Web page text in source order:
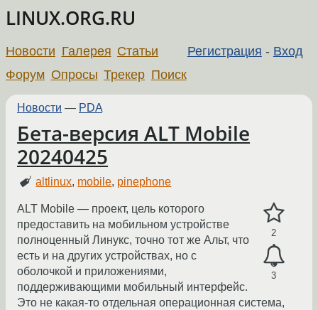
LINUX.ORG.RU
Регистрация - Вход
Новости Галерея Статьи
Форум Опросы Трекер Поиск
Новости — PDA
Бета-версия ALT Mobile
20240425
altlinux, mobile, pinephone
2
3
ALT Mobile — проект, цель которого
предоставить на мобильном устройстве
полноценный Линукс, точно тот же Альт, что
есть и на других устройствах, но с
оболочкой и приложениями,
поддерживающими мобильный интерфейс.
Это не какая-то отдельная операционная система,